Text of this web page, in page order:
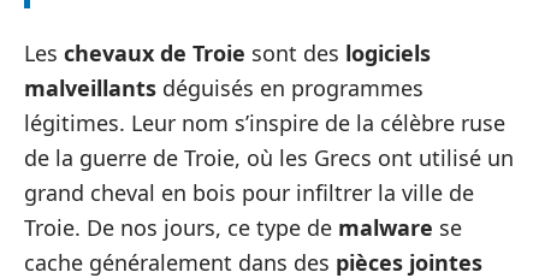
Les chevaux de Troie sont des logiciels
malveillants déguisés en programmes
légitimes. Leur nom s’inspire de la célèbre ruse
de la guerre de Troie, où les Grecs ont utilisé un
grand cheval en bois pour infiltrer la ville de
Troie. De nos jours, ce type de malware se
cache généralement dans des pièces jointes